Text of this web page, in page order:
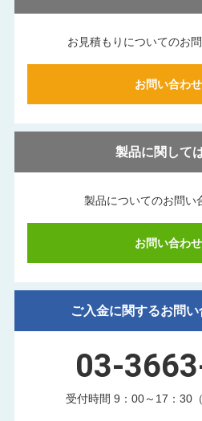
お見積もりについてのお
お問い合わ
製品に関して
製品についてのお問い
お問い合わ
ご入金に関するお問
03-
受付時間 9：00～17：30